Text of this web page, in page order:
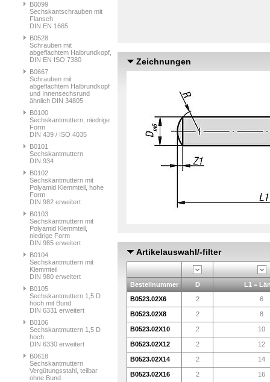
B0099
Sechskantschrauben mit
Flansch
DIN EN 1665
B0528
Schrauben mit
abgeflachtem Halbrundkopf,
DIN EN ISO 7380
B0667
Schrauben mit
abgeflachtem Halbrundkopf
und Innensechsrund
ähnlich DIN 34805
B0100
Sechskantmuttern, niedrige
Form
DIN 439 / ISO 4035
B0101
Sechskantmuttern
DIN 934
B0102
Sechskantmuttern mit
Polyamid Klemmteil, hohe
Form
DIN 982 erweitert
B0103
Sechskantmuttern mit
Polyamid Klemmteil,
niedrige Form
DIN 985 erweitert
B0104
Sechskantmuttern mit
Klemmteil
DIN 980 erweitert
B0105
Sechskantmuttern 1,5 D
hoch mit Bund
DIN 6331 erweitert
B0106
Sechskantmuttern 1,5 D
hoch
DIN 6330 erweitert
B0618
Sechskantmuttern
Vergütungsstahl, teilbar
ohne Bund
Zeichnungen
Artikelauswahl/-filter
Bestellnummer D
L1 =
B0523.02X6
2 6
B0523.02X8 2 8
B0523.02X10 2 10
B0523.02X12 2 12
B0523.02X14 2 14
B0523.02X16 2 16